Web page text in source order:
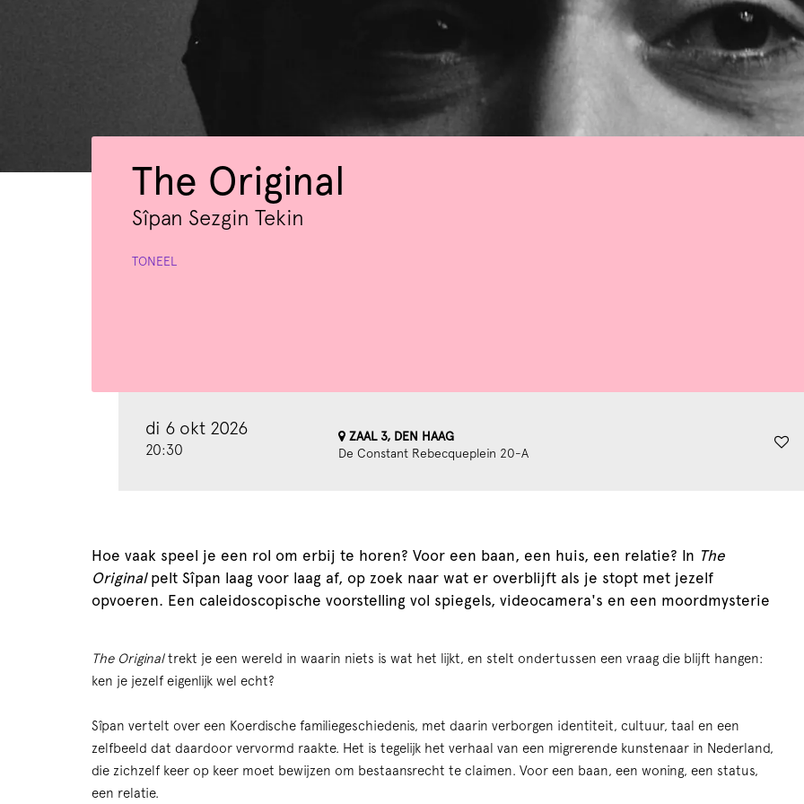
The Original
Sîpan Sezgin Tekin
TONEEL
di 6 okt 2026
20:30
ZAAL 3, DEN HAAG
De Constant Rebecqueplein 20-A
Hoe vaak speel je een rol om erbij te horen? Voor een baan, een huis, een relatie? In The
Originalpelt Sîpan laag voor laag af, op zoek naar wat er overblijft als je stopt met jezelf
opvoeren. Een caleidoscopische voorstelling vol spiegels, videocamera's en een moordmysterie
The Originaltrekt je een wereld in waarin niets is wat het lijkt, en stelt ondertussen een vraag die blijft hangen:
ken je jezelf eigenlijk wel echt?
Sîpan vertelt over een Koerdische familiegeschiedenis, met daarin verborgen identiteit, cultuur, taal en een
zelfbeeld dat daardoor vervormd raakte. Het is tegelijk het verhaal van een migrerende kunstenaar in Nederland,
die zichzelf keer op keer moet bewijzen om bestaansrecht te claimen. Voor een baan, een woning, een status,
een relatie.